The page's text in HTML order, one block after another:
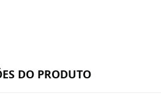
DO PRODUTO